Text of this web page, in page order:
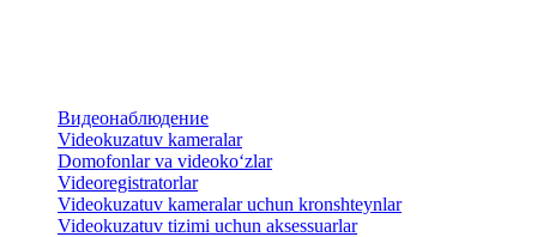
Видеонаблюдение
Videokuzatuv kameralar
​Domofonlar va videoko‘zlar
Videoregistratorlar
Videokuzatuv kameralar uchun kronshteynlar
​Videokuzatuv tizimi uchun aksessuarlar